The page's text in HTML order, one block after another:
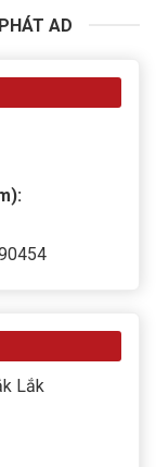
Xeon E5
AD
Lắk